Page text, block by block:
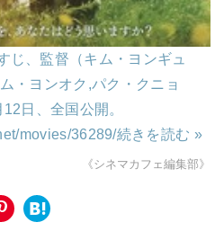
じ、監督（キム・ヨンギュ
・ヨンオク,パク・クニョ
日、全国公開。
movies/36289/続きを読む »
《シネマカフェ編集部》